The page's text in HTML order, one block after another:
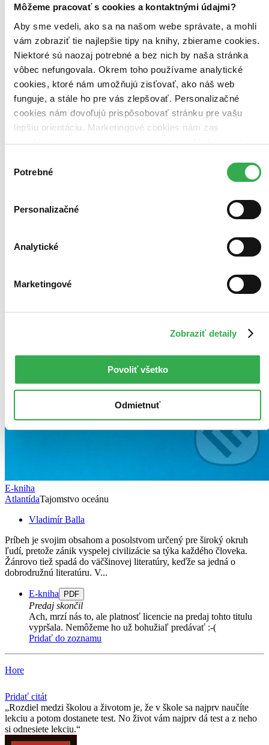
Môžeme pracovať s cookies a kontaktnými údajmi?
Aby sme vedeli, ako sa na našom webe správate, a mohli
vám zobraziť tie najlepšie tipy na knihy, zbierame cookies.
Niektoré sú naozaj potrebné a bez nich by naša stránka
vôbec nefungovala. Okrem toho používame analytické
cookies, ktoré nám umožňujú zisťovať, ako náš web
funguje, a stále ho pre vás zlepšovať. Personalizačné
cookies nám dovoľujú prispôsobovať stránku pre vašu
lepšiu orientáciu. Marketingové cookies nám zas
umožňujú zobrazenie relevantnej reklamy. Niektoré údaje
keby sme mohli používať všetky tieto cookies. Ďakujeme!
súhlasu
Potrebné
Personalizačné
Analytické
Marketingové
Zobraziť detaily
Povoliť všetko
Odmietnuť
Bestsellery
Top hodnotené
Novinky
Najdrahšie
Najlacnejšie
Najvyššia zľava
E-kniha
AtlantídaTajomstvo oceánu
Vladimír Balla
Príbeh je svojim obsahom a posolstvom určený pre široký okruh
ľudí, pretože zánik vyspelej civilizácie sa týka každého človeka.
Žánrovo tiež spadá do väčšinovej literatúry, keďže sa jedná o
dobrodružnú literatúru. V...
E-kniha PDF
Predaj skončil
Ach, mrzí nás to, ale platnosť licencie na predaj tohto titulu
vypršala. Nemôžeme ho už bohužiaľ predávať :-(
Pridať do zoznamu
Hore
Pridať citát
Rozdiel medzi školou a životom je, že v škole sa najprv naučíte
lekciu a potom dostanete test. No život vám najprv dá test a z neho
si odnesiete lekciu.